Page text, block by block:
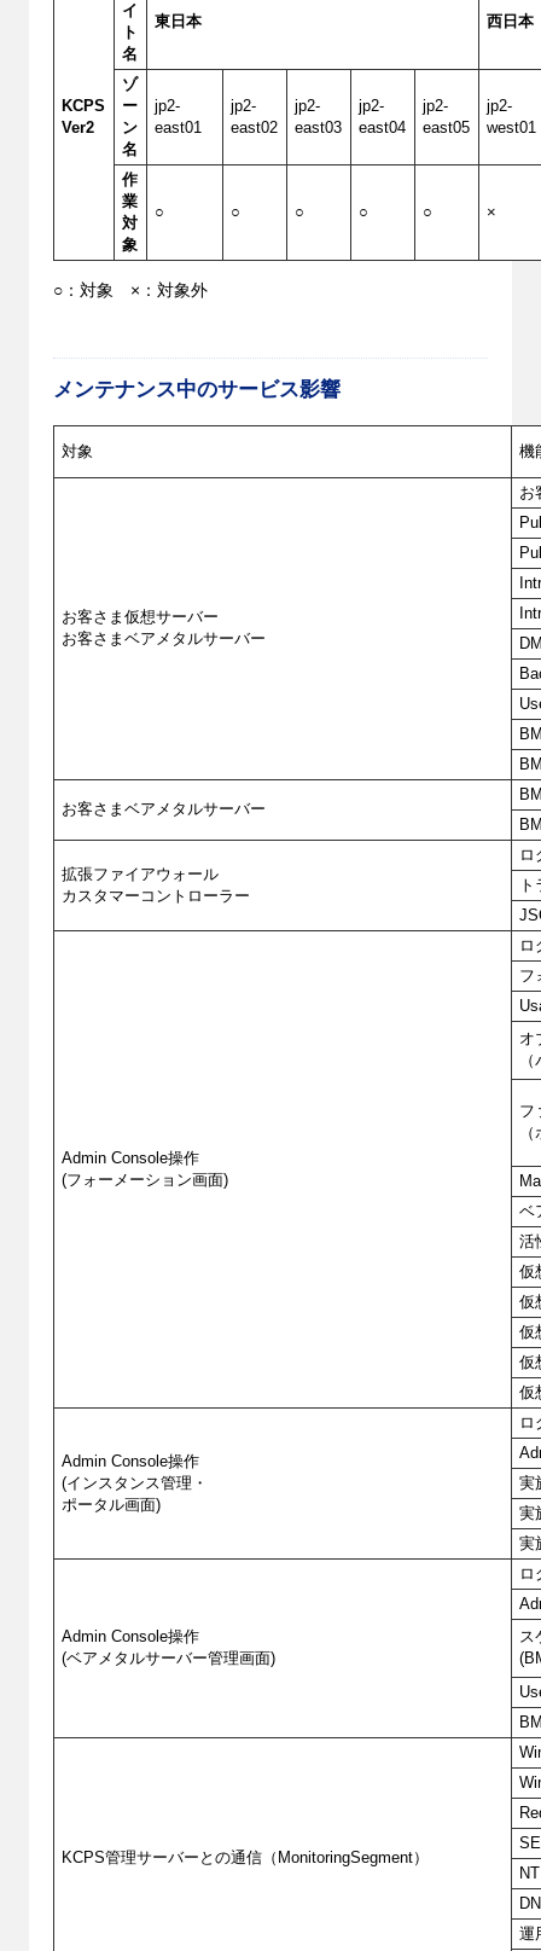
KCPS
Ver2
イ
ト
名
東日本 西日本
ゾ
ー
ン
名
jp2-
east01
jp2-
east02
jp2-
east03
jp2-
east04
jp2-
east05
jp2-
west01
作
業
対
象
○ ○ ○ ○ ○ ×
○：対象 ×：対象外
メンテナンス中のサービス影響
対象 機
お客さま仮想サーバー
お客さまベアメタルサーバー
お
お客さまベアメタルサーバー
拡張ファイアウォール
カスタマーコントローラー
ロ
Admin Console操作
(フォーメーション画面)
ロ
フ
オ
フ
ベ
活
仮
仮
仮
仮
仮
Admin Console操作
(インスタンス管理・
ポータル画面)
ロ
実
実
実
Admin Console操作
(ベアメタルサーバー管理画面)
ロ
ス
KCPS管理サーバーとの通信（MonitoringSegment）
運